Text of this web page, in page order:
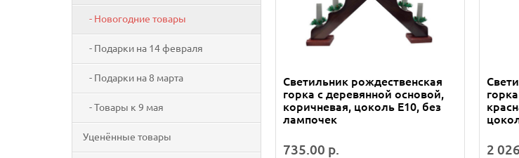
- Новогодние товары
- Подарки на 14 февраля
- Подарки на 8 марта
- Товары к 9 мая
Уценённые товары
Светильник рождественская
горка c деревянной основой,
коричневая, цоколь E10, без
лампочек
735.00 р. 2